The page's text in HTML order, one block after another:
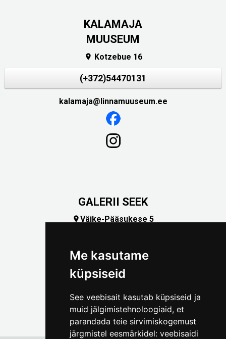
Me kasutame
küpsiseid
See veebisait kasutab küpsiseid ja
muid jälgimistehnoloogiaid, et
parandada teie sirvimiskogemust
järgmistel eesmärkidel: veebisaidi
KALAMAJA
MUUSEUM
 Kotzebue 16
(+372)54470131
kalamaja@linnamuuseum.ee
GALERII SEEK
Väike-Pääsukese 5